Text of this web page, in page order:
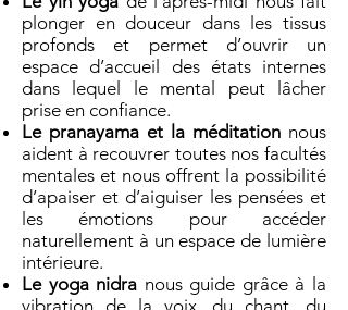
plonger en douceur dans les tissus
profonds et permet d’ouvrir un
espace d’accueil des états internes
dans lequel le mental peut lâcher
prise en confiance.
Le pranayama et la méditation nous
aident à recouvrer toutes nos facultés
mentales et nous offrent la possibilité
d’apaiser et d’aiguiser les pensées et
les émotions pour accéder
naturellement à un espace de lumière
intérieure.
Le yoga nidra nous guide grâce à la
vibration de la voix, du chant, du